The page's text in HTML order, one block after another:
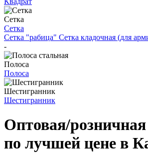
Сетка
Сетка
Сетка "рабица" Сетка кладочная (для
-
Полоса
Полоса
Шестигранник
Шестигранник
Оптовая/
по лучшей цене в